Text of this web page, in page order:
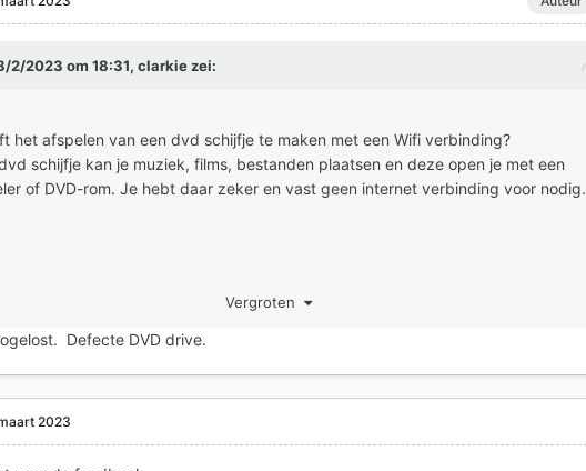
2/2023 om 18:31,clarkiezei:
het afspelen van een dvd schijfje te maken met een Wifi verbinding?
schijfje kan je muziek, films, bestanden plaatsen en deze open je met een
of DVD-rom. Je hebt daar zeker en vast geen internet verbinding voor nodig.
Vergroten
Defecte DVD drive.
2023